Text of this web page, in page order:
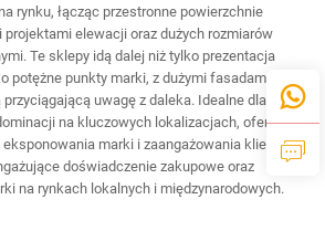
rynku, łącząc przestronne powierzchnie
elewacji oraz dużych rozmiarów
Te sklepy idą dalej niż tylko prezentacja
potężne punkty marki, z dużymi fasadami i
uwagę z daleka. Idealne dla
na kluczowych lokalizacjach, oferują
marki i zaangażowania klientów,
doświadczenie zakupowe oraz
na rynkach lokalnych i międzynarodowych.